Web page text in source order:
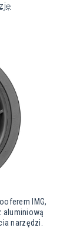
IMG,
aluminiową
narzędzi.